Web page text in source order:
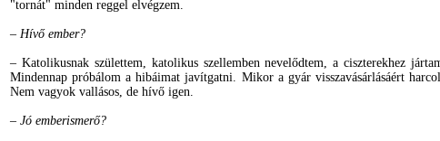
"tornát" minden reggel elvégzem.
– Hívő ember?
– Katolikusnak születtem, katolikus szellemben nevelődtem, a ciszterekhez
Mindennap próbálom a hibáimat javítgatni. Mikor a gyár visszavásárlásáért
Nem vagyok vallásos, de hívő igen.
– Jó emberismerő?